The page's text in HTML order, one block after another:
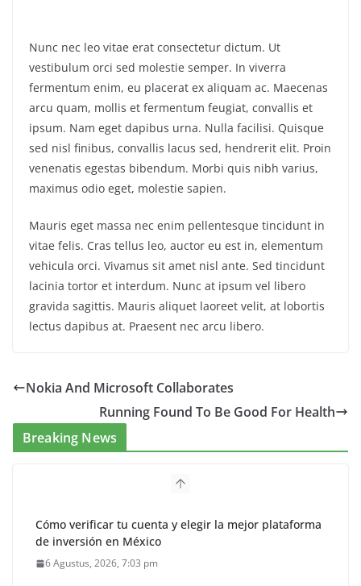
Nunc nec leo vitae erat consectetur dictum. Ut
vestibulum orci sed molestie semper. In viverra
fermentum enim, eu placerat ex aliquam ac. Maecenas
arcu quam, mollis et fermentum feugiat, convallis et
ipsum. Nam eget dapibus urna. Nulla facilisi. Quisque
sed nisl finibus, convallis lacus sed, hendrerit elit. Proin
venenatis egestas bibendum. Morbi quis nibh varius,
maximus odio eget, molestie sapien.
Mauris eget massa nec enim pellentesque tincidunt in
vitae felis. Cras tellus leo, auctor eu est in, elementum
vehicula orci. Vivamus sit amet nisl ante. Sed tincidunt
lacinia tortor et interdum. Nunc at ipsum vel libero
gravida sagittis. Mauris aliquet laoreet velit, at lobortis
lectus dapibus at. Praesent nec arcu libero.
Nokia And Microsoft Collaborates
Running Found To Be Good For Health
Breaking News
Cómo verificar tu cuenta y elegir la mejor plataforma
de inversión en México
6 Agustus, 2026, 7:03 pm